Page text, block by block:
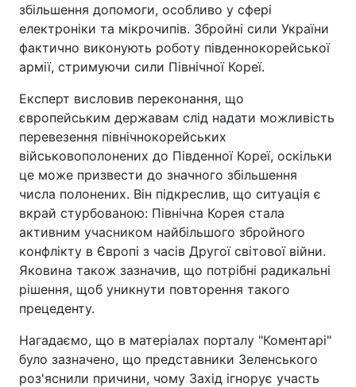
збільшення допомоги, особливо у сфері
електроніки та мікрочипів. Збройні сили України
фактично виконують роботу південнокорейської
армії, стримуючи сили Північної Кореї.
Експерт висловив переконання, що
європейським державам слід надати можливість
перевезення північнокорейських
військовополонених до Південної Кореї, оскільки
це може призвести до значного збільшення
числа полонених. Він підкреслив, що ситуація є
вкрай стурбованою: Північна Корея стала
активним учасником найбільшого збройного
конфлікту в Європі з часів Другої світової війни.
Яковина також зазначив, що потрібні радикальні
рішення, щоб уникнути повторення такого
прецеденту.
Нагадаємо, що в матеріалах порталу "Коментарі"
було зазначено, що представники Зеленського
роз'яснили причини, чому Захід ігнорує участь